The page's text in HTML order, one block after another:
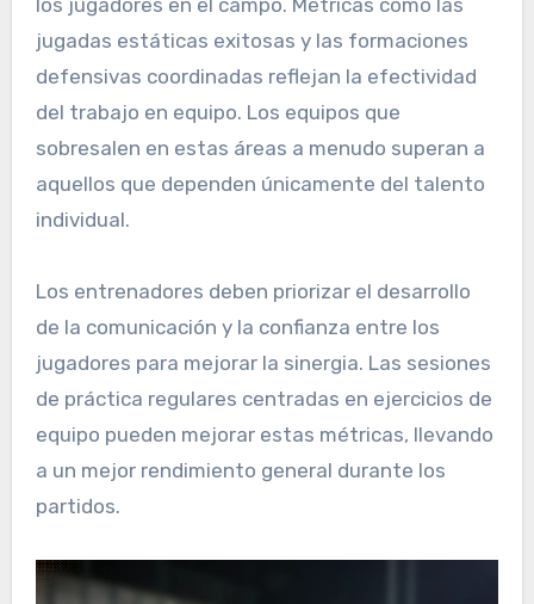
los jugadores en el campo. Métricas como las
jugadas estáticas exitosas y las formaciones
defensivas coordinadas reflejan la efectividad
del trabajo en equipo. Los equipos que
sobresalen en estas áreas a menudo superan a
aquellos que dependen únicamente del talento
individual.
Los entrenadores deben priorizar el desarrollo
de la comunicación y la confianza entre los
jugadores para mejorar la sinergia. Las sesiones
de práctica regulares centradas en ejercicios de
equipo pueden mejorar estas métricas, llevando
a un mejor rendimiento general durante los
partidos.